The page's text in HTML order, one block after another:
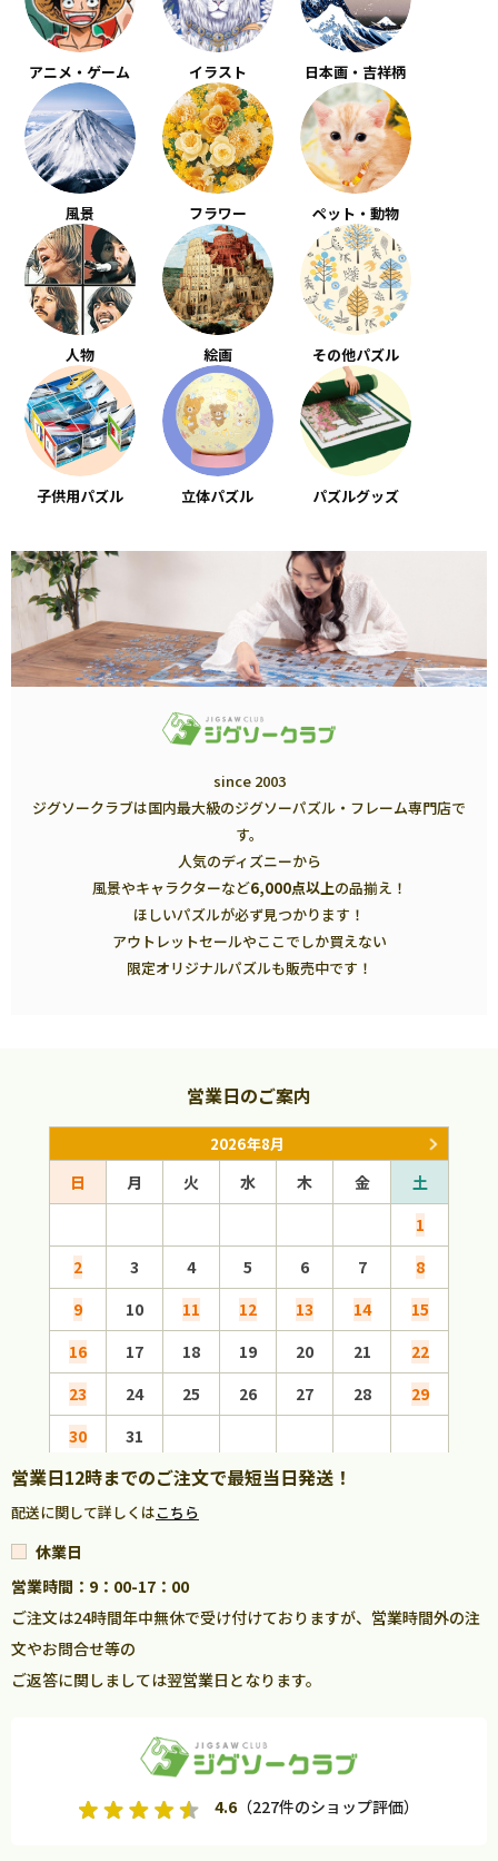
アニメ・ゲーム イラスト 日本画・吉祥柄
風景 フラワー ペット・動物
人物 絵画 その他パズル
子供用パズル 立体パズル パズルグッズ
since 2003
ジグソークラブは国内最大級のジグソーパズル・フレーム専門店で
す。
人気のディズニーから
風景やキャラクターなど6,000点以上の品揃え！
ほしいパズルが必ず見つかります！
アウトレットセールやここでしか買えない
限定オリジナルパズルも販売中です！
営業日のご案内
2026年8月
日 月 火 水 木 金
土
1
2
3 4 5 6 7
8
9
10 11 12 13 14
15
16
17 18 19 20 21
22
23
24 25 26 27 28
29
30
31
営業日12時までのご注文で最短当日発送！
配送に関して詳しくはこちら
休業日
営業時間：9：00-17：00
ご注文は24時間年中無休で受け付けておりますが、営業時間外の注
文やお問合せ等の
ご返答に関しましては翌営業日となります。
4.6（227件のショップ評価）